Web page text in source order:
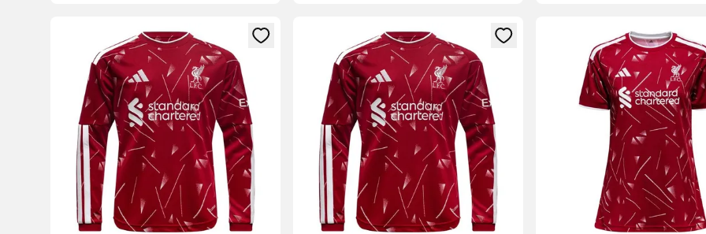
Åbner en Modal til at logge ind eller tilmelde dig som medlemÅbner en Modal til at logge ind eller tilmelde dig som medlem
Åbner en Modal til at logge